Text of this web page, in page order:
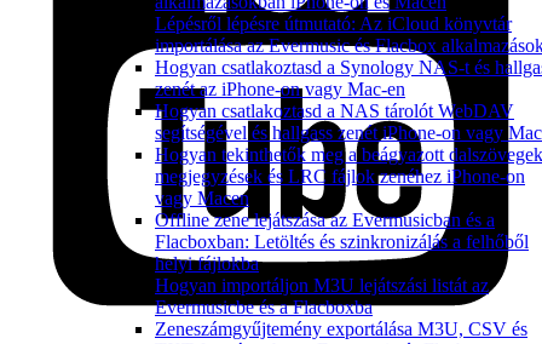
Lépésről lépésre útmutató: Az iCloud könyvtár
importálása az Evermusic és Flacbox
Hogyan csatlakoztasd a Synology NAS-t és
zenét az iPhone-on vagy Mac-en
Hogyan csatlakoztasd a NAS tárolót WebDAV
segítségével és hallgass zenét iPhone-on vagy
Hogyan tekinthetők meg a beágyazott
megjegyzések és LRC fájlok zenéhez iPhone-on
vagy Macen
Offline zene lejátszása az Evermusicban és a
Flacboxban: Letöltés és szinkronizálás a felhőből
helyi fájlokba
Hogyan importáljon M3U lejátszási listát az
Evermusicbe és a Flacboxba
Zeneszámgyűjtemény exportálása M3U, CSV és